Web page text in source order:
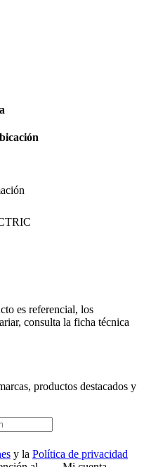
es referencial, los
consulta la ficha técnica
productos destacados y
y la Política de privacidad